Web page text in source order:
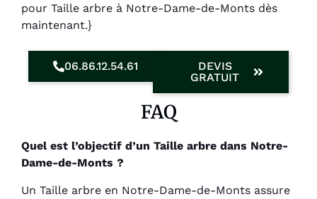
pour Taille arbre à Notre-Dame-de-Monts dès
maintenant.}
06.86.12.54.61
DEVIS
GRATUIT
FAQ
Quel est l’objectif d’un Taille arbre dans Notre-
Dame-de-Monts ?
Un Taille arbre en Notre-Dame-de-Monts assure